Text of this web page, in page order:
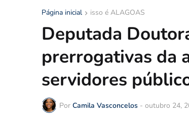
Página inicial isso é ALAGOAS
Deputada
prerrogativas da
servidores
Por Camila Vasconcelos - outubro 24,